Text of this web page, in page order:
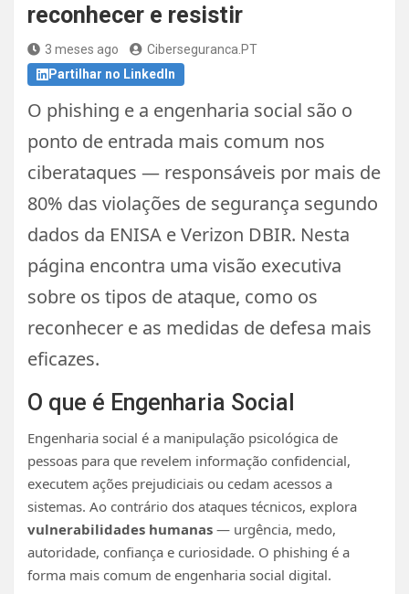
reconhecer e resistir
3 meses ago
Ciberseguranca.PT
Partilhar no LinkedIn
O phishing e a engenharia social são o
ponto de entrada mais comum nos
ciberataques — responsáveis por mais de
80% das violações de segurança segundo
dados da ENISA e Verizon DBIR. Nesta
página encontra uma visão executiva
sobre os tipos de ataque, como os
reconhecer e as medidas de defesa mais
eficazes.
O que é Engenharia Social
Engenharia social é a manipulação psicológica de
pessoas para que revelem informação confidencial,
executem ações prejudiciais ou cedam acessos a
sistemas. Ao contrário dos ataques técnicos, explora
vulnerabilidades humanas — urgência, medo,
autoridade, confiança e curiosidade. O phishing é a
forma mais comum de engenharia social digital.